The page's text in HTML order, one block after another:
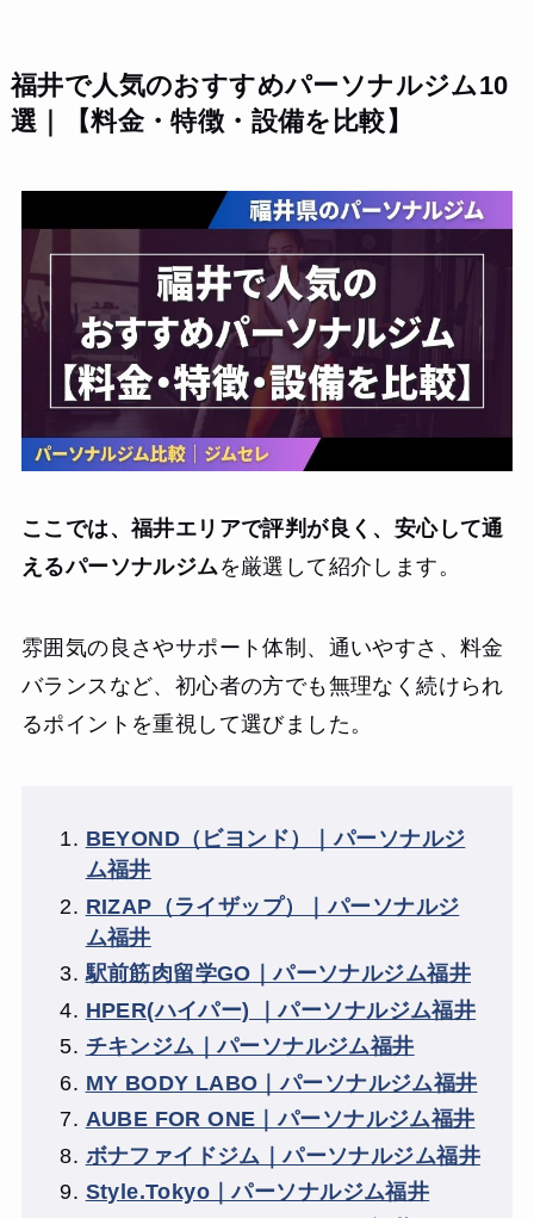
福井で人気のおすすめパーソナルジム10
選｜【料金・特徴・設備を比較】
ここでは、福井エリアで評判が良く、安心して通
えるパーソナルジムを厳選して紹介します。
雰囲気の良さやサポート体制、通いやすさ、料金
バランスなど、初心者の方でも無理なく続けられ
るポイントを重視して選びました。
BEYOND（ビヨンド）｜パーソナルジ
ム福井
RIZAP（ライザップ）｜パーソナルジ
ム福井
駅前筋肉留学GO｜パーソナルジム福井
HPER(ハイパー) ｜パーソナルジム福井
チキンジム｜パーソナルジム福井
MY BODY LABO｜パーソナルジム福井
AUBE FOR ONE｜パーソナルジム福井
ボナファイドジム｜パーソナルジム福井
Style.Tokyo｜パーソナルジム福井